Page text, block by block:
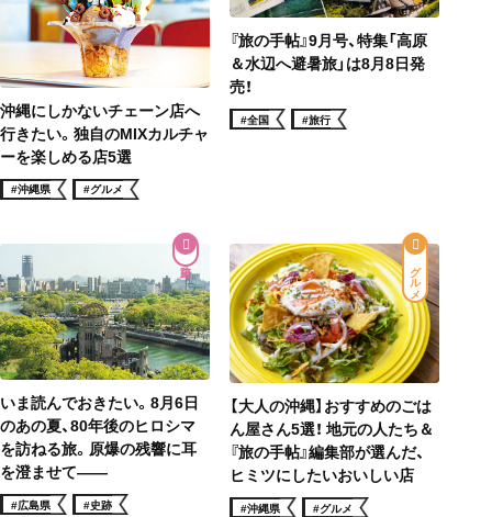
沖縄にしかないチェーン店へ
行きたい。独自のMIXカルチャ
ーを楽しめる店5選
#沖縄県 #グルメ
『旅の手帖』9月号、特集「高原
＆水辺へ避暑旅」は8月8日発
売！
#全国 #旅行
いま読んでおきたい。8月6日
のあの夏、80年後のヒロシマ
を訪ねる旅。原爆の残響に耳
を澄ませて——
#広島県 #史跡
グルメ
【大人の沖縄】おすすめのごは
ん屋さん5選！ 地元の人たち＆
『旅の手帖』編集部が選んだ、
ヒミツにしたいおいしい店
#沖縄県 #グルメ